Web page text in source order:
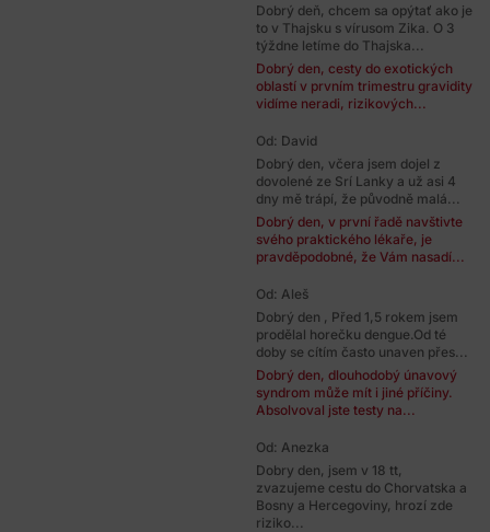
Dobrý deň, chcem sa opýtať ako je
to v Thajsku s vírusom Zika. O 3
týždne letíme do Thajska...
Dobrý den, cesty do exotických
oblastí v prvním trimestru gravidity
vidíme neradi, rizikových...
Od: David
Dobrý den, včera jsem dojel z
dovolené ze Srí Lanky a už asi 4
dny mě trápí, že původně malá...
Dobrý den, v první řadě navštivte
svého praktického lékaře, je
pravděpodobné, že Vám nasadí...
Od: Aleš
Dobrý den , Před 1,5 rokem jsem
prodělal horečku dengue.Od té
doby se cítím často unaven přes...
Dobrý den, dlouhodobý únavový
syndrom může mít i jiné příčiny.
Absolvoval jste testy na...
Od: Anezka
Dobry den, jsem v 18 tt,
zvazujeme cestu do Chorvatska a
Bosny a Hercegoviny, hrozí zde
riziko...